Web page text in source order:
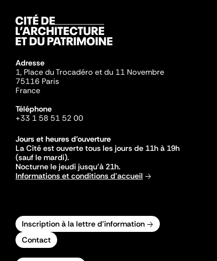
Adresse
1, Place du Trocadéro et du 11 Novembre
75116 Paris
France
Téléphone
+33 1 58 51 52 00
Jours et heures d'ouverture
La Cité est ouverte tous les jours de 11h à 19h
(sauf le mardi).
Nocturne le jeudi jusqu'à 21h.
Informations et conditions d'accueil
Inscription à la lettre d'information
Contact